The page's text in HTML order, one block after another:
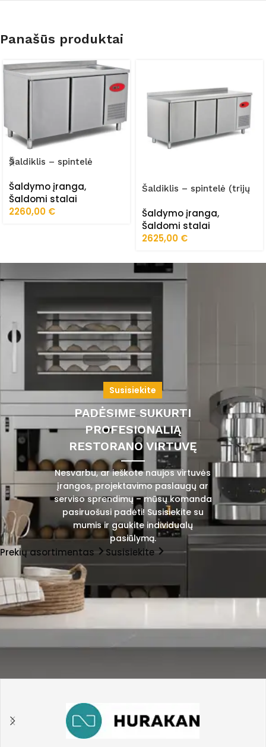
Panašūs produktai
Šaldiklis – spintelė
150/70/02/STA
Šaldymo įranga,
Šaldomi stalai
2260,00 €
Šaldiklis – spintelė (trijų
200/70/02/STA
Šaldymo įranga,
Šaldomi stalai
2625,00 €
Susisiekite
PADĖSIME SUKURTI
PROFESIONALIĄ
RESTORANO VIRTUVĘ
Nesvarbu, ar ieškote naujos virtuvės
įrangos, projektavimo paslaugų ar
serviso sprendimų – mūsų komanda
pasiruošusi padėti! Susisiekite su
mumis ir gaukite individualų
pasiūlymą.
Prekių asortimentas Susisiekite